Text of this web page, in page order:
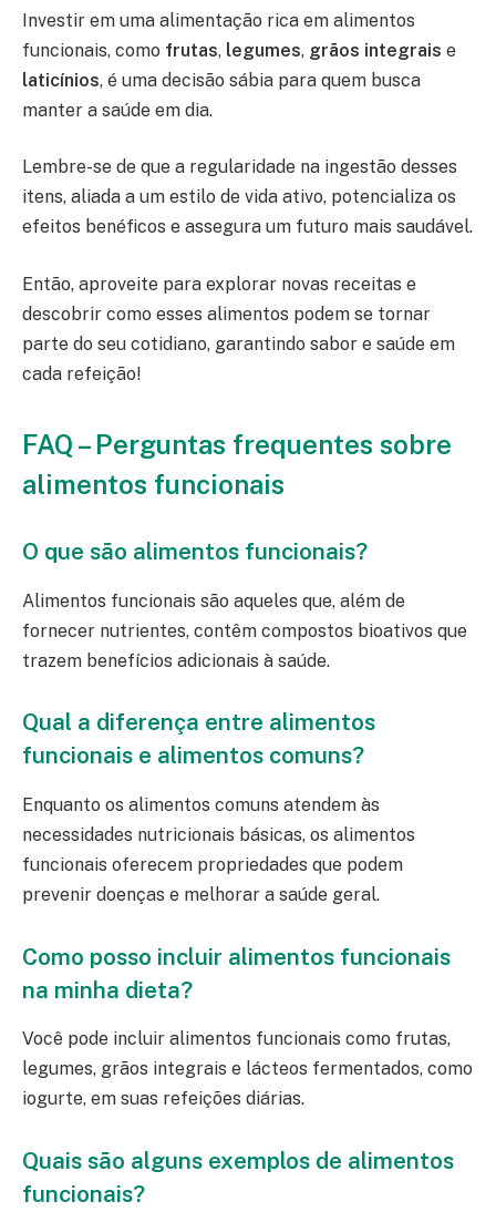
Investir em uma alimentação rica em alimentos
funcionais, como frutas, legumes, grãos integrais e
laticínios, é uma decisão sábia para quem busca
manter a saúde em dia.
Lembre-se de que a regularidade na ingestão desses
itens, aliada a um estilo de vida ativo, potencializa os
efeitos benéficos e assegura um futuro mais saudável.
Então, aproveite para explorar novas receitas e
descobrir como esses alimentos podem se tornar
parte do seu cotidiano, garantindo sabor e saúde em
cada refeição!
FAQ – Perguntas frequentes sobre
alimentos funcionais
O que são alimentos funcionais?
Alimentos funcionais são aqueles que, além de
fornecer nutrientes, contêm compostos bioativos que
trazem benefícios adicionais à saúde.
Qual a diferença entre alimentos
funcionais e alimentos comuns?
Enquanto os alimentos comuns atendem às
necessidades nutricionais básicas, os alimentos
funcionais oferecem propriedades que podem
prevenir doenças e melhorar a saúde geral.
Como posso incluir alimentos funcionais
na minha dieta?
Você pode incluir alimentos funcionais como frutas,
legumes, grãos integrais e lácteos fermentados, como
iogurte, em suas refeições diárias.
Quais são alguns exemplos de alimentos
funcionais?